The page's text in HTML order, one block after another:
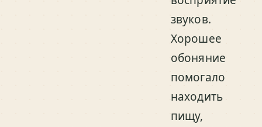
звуков.
Хорошее
обоняние
помогало
находить
пищу,